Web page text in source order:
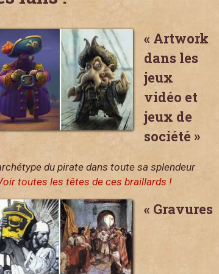
« Artwork
dans les
jeux
vidéo et
jeux de
société »
du pirate dans toute sa splendeur
toutes les têtes de ces braillards !
« Gravures